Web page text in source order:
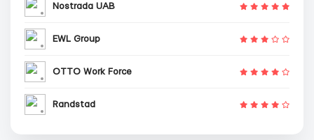
Nostrada UAB
EWL Group
OTTO Work Force
Randstad